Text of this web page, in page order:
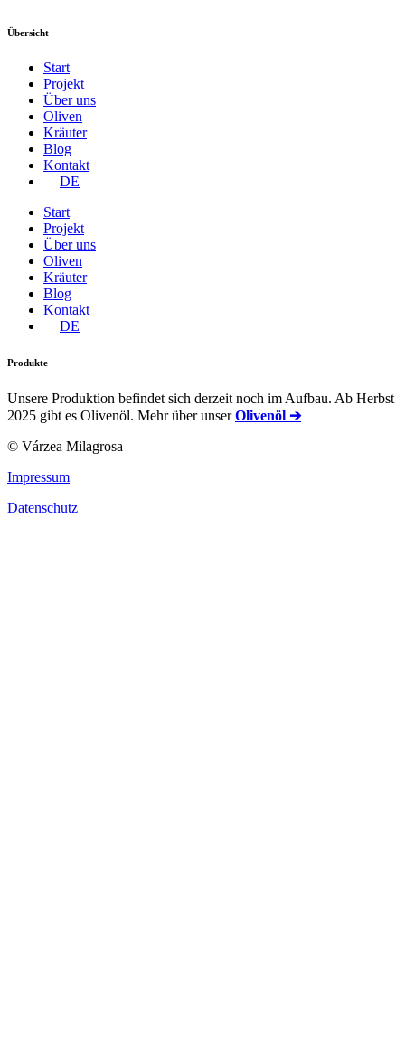
Übersicht
Start
Projekt
Über uns
Oliven
Kräuter
Blog
Kontakt
DE
Start
Projekt
Über uns
Oliven
Kräuter
Blog
Kontakt
DE
Produkte
Unsere Produktion befindet sich derzeit noch im Aufbau. Ab Herbst
2025 gibt es Olivenöl. Mehr über unserOlivenöl ➔
© Várzea Milagrosa
Impressum
Datenschutz